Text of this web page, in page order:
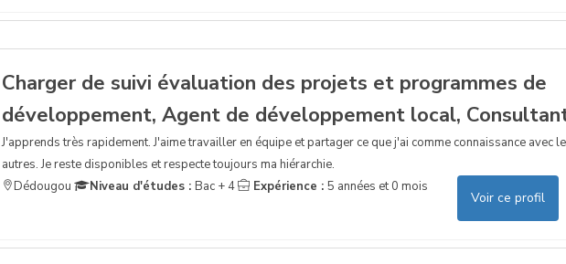
Charger de suivi évaluation des projets et programmes de
développement, Agent de développement local,
J'apprends très rapidement. J'aime travailler en équipe et partager ce que j'ai comme connaissance avec
autres. Je reste disponibles et respecte toujours ma hiérarchie.
Dédougou
Niveau d'études : Bac + 4 Expérience : 5 années et 0 mois
Voir ce profil